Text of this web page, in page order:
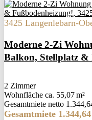
3425 Langenlebarn-
Moderne 2-Zi
Balkon, Stellplatz &
2 Zimmer
Wohnfläche ca. 55,07 m²
Gesamtmiete netto
Gesamtmiete